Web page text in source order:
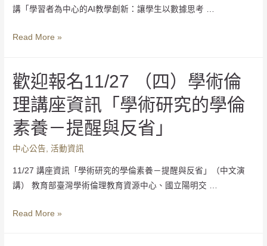
講「學習者為中心的AI教學創新：讓學生以數據思考 …
Read More »
歡迎報名11/27 （四）學術倫
理講座資訊「學術研究的學倫
素養－提醒與反省」
中心公告,活動資訊
11/27 講座資訊「學術研究的學倫素養－提醒與反省」（中文演
講） 教育部臺灣學術倫理教育資源中心、國立陽明交 …
Read More »